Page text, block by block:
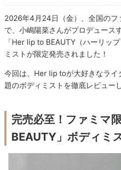
2026年4月24日（金）、全国の
で、小嶋陽菜さんがプロデュース
「Her lip to BEAUTY（ハーリッ
ミストが限定発売されました！
今回は、Her lip toが大好きなライ
題のボディミストを徹底レビュー
完売必至！ファミマ
BEAUTY」ボディミ